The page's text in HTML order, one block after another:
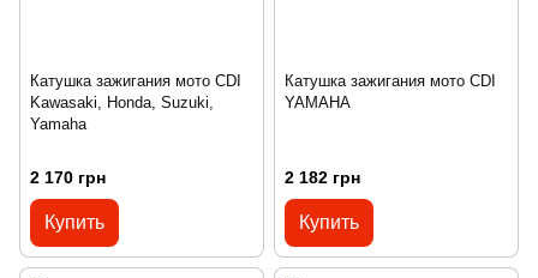
Катушка зажигания мото CDI
Kawasaki, Honda, Suzuki,
Yamaha
2 170 грн
Купить
Катушка зажигания мото CDI
YAMAHA
2 182 грн
Купить